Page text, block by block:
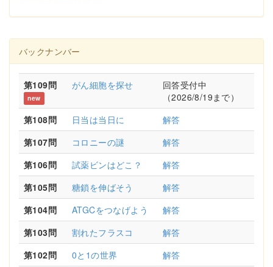
バックナンバー
第109問
new
がん細胞を探せ
回答受付中
（2026/8/19まで）
第108問
日当は当日に
解答
第107問
コロニーの謎
解答
第106問
試薬ビンはどこ？
解答
第105問
糖鎖を伸ばそう
解答
第104問
ATGCをつなげよう
解答
第103問
割れたフラスコ
解答
第102問
0と1の世界
解答